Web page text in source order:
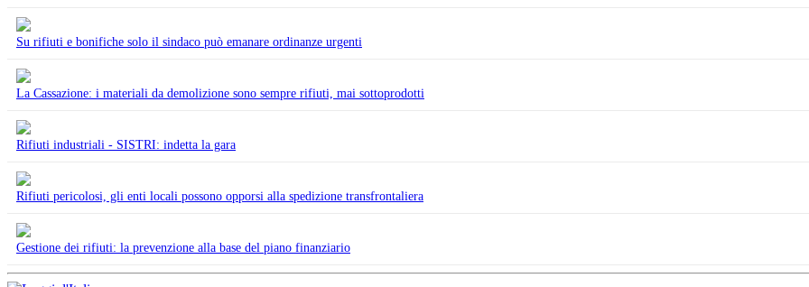
Su rifiuti e bonifiche solo il sindaco può emanare ordinanze urgenti
La Cassazione: i materiali da demolizione sono sempre rifiuti, mai sottoprodotti
Rifiuti industriali - SISTRI: indetta la gara
Rifiuti pericolosi, gli enti locali possono opporsi alla spedizione transfrontaliera
Gestione dei rifiuti: la prevenzione alla base del piano finanziario